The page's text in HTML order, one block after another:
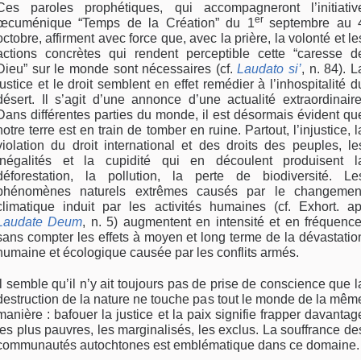
paroles prophétiques, qui accompagneront
“Temps de la Création” du 1erseptembre au
affirment avec force que, avec la prière, la volonté et
concrètes qui rendent perceptible cette “caresse
sur le monde sont nécessaires (cf.Laudato si’, n. 84).
et le droit semblent en effet remédier à l’inhospitalité
Il s’agit d’une annonce d’une actualité
différentes parties du monde, il est désormais évident
terre est en train de tomber en ruine. Partout, l’injustice,
du droit international et des droits des peuples,
et la cupidité qui en découlent produisent
la pollution, la perte de biodiversité.
naturels extrêmes causés par le
induit par les activités humaines (cf. Exhort.
Deum, n. 5) augmentent en intensité et en
compter les effets à moyen et long terme de la
et écologique causée par les conflits armés.
semble qu’il n’y ait toujours pas de prise de conscience que
de la nature ne touche pas tout le monde de la
: bafouer la justice et la paix signifie frapper
plus pauvres, les marginalisés, les exclus. La souffrance
autochtones est emblématique dans ce domaine.